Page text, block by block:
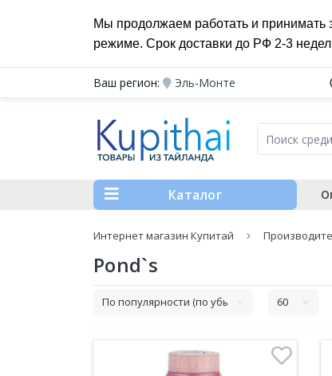
Мы продолжаем работать и принимать
режиме. Срок доставки до РФ 2-3
Ваш регион: Эль-Монте
Каталог
Интернет магазин Купитай
Pond`s